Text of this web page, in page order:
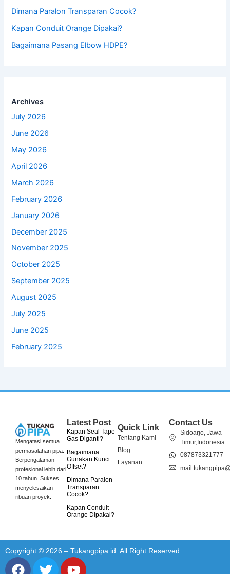
Dimana Paralon Transparan Cocok?
Kapan Conduit Orange Dipakai?
Bagaimana Pasang Elbow HDPE?
Archives
July 2026
June 2026
May 2026
April 2026
March 2026
February 2026
January 2026
December 2025
November 2025
October 2025
September 2025
August 2025
July 2025
June 2025
February 2025
Mengatasi semua
permasalahan pipa.
Berpengalaman
profesional lebih dari
10 tahun. Sukses
menyelesaikan
ribuan proyek.
Latest Post
Kapan Seal Tape
Gas Diganti?
Bagaimana
Gunakan Kunci
Offset?
Dimana Paralon
Transparan
Cocok?
Kapan Conduit
Orange Dipakai?
Quick Link
Tentang Kami
Blog
Layanan
Contact Us
Sidoarjo, Jawa
Timur,Indonesia
087873321777
Copyright © 2026 – Tukangpipa.id. All Right Reserved.
F
T
Y